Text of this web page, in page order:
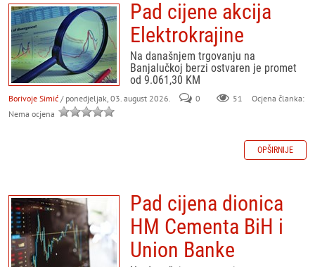
Pad cijene akcija
Elektrokrajine
Na današnjem trgovanju na
Banjalučkoj berzi ostvaren je promet
od 9.061,30 KM
Borivoje Simić / ponedjeljak, 03. august 2026. 0 51
Ocjena članka:
Nema ocjena
OPŠIRNIJE
Pad cijena dionica
HM Cementa BiH i
Union Banke